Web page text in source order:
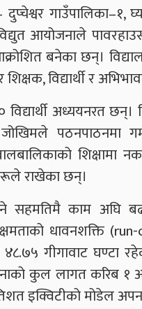
गाउँपालिका–१,
आयोजनाले
बनेका छन्।
शिक्षक, विद्यार्थी र
विद्यार्थी अध्ययनरत
पठनपाठनमा
शिक्षामा
राखेका छन्।
सहमतिमै काम अघि
धावनशक्ति
४८.७५ गीगावाट घण्टा
कुल लागत करिब १
इक्विटीको मोडेल